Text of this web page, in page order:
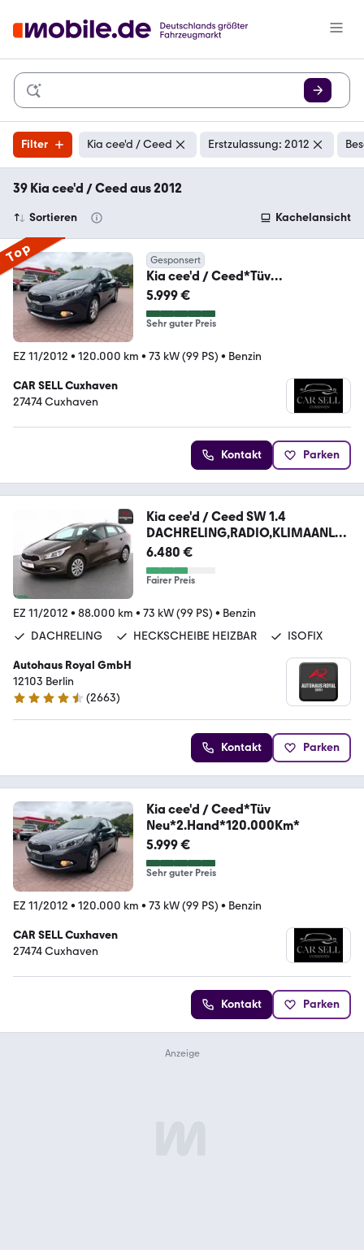
Filter Kia cee'd / Ceed Erstzulassung: 2012
39 Kia cee'd / Ceed aus 2012
Sortieren Kachelansicht
Top Gesponsert
Kia cee'd / Ceed*Tüv
Neu*2.Hand*120.000Km*
5.999 €
Sehr guter Preis
EZ 11/2012 • 120.000 km • 73 kW (99 PS) • Benzin
CAR SELL Cuxhaven
27474 Cuxhaven
Kontakt Parken
Kia cee'd / Ceed SW 1.4
DACHRELING,RADIO,KLIMAANLA
GE
6.480 €
Fairer Preis
EZ 11/2012 • 88.000 km • 73 kW (99 PS) • Benzin
DACHRELING
HECKSCHEIBE HEIZBAR ISOFIX
Autohaus Royal GmbH
12103 Berlin
4.6 Sterne
(2663)
Kontakt Parken
Kia cee'd / Ceed*Tüv
Neu*2.Hand*120.000Km*
5.999 €
Sehr guter Preis
EZ 11/2012 • 120.000 km • 73 kW (99 PS) • Benzin
CAR SELL Cuxhaven
27474 Cuxhaven
Kontakt Parken